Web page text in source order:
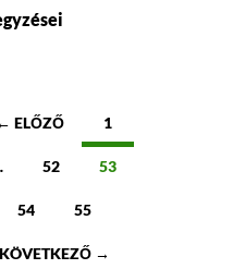
← ELŐZŐ 1
52 53
54 55
KÖVETKEZŐ →